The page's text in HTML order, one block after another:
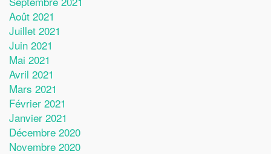
Août 2021
Juillet 2021
Juin 2021
Mai 2021
Avril 2021
Mars 2021
Février 2021
Janvier 2021
Décembre 2020
Novembre 2020